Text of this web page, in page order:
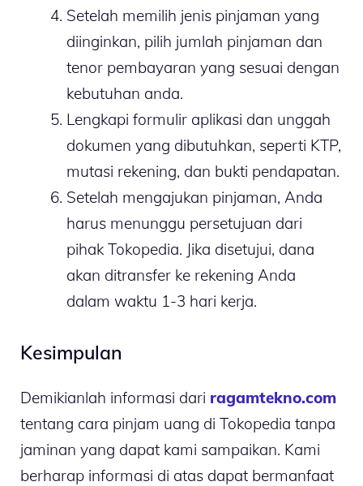
Setelah memilih jenis pinjaman yang
diinginkan, pilih jumlah pinjaman dan
tenor pembayaran yang sesuai dengan
kebutuhan anda.
Lengkapi formulir aplikasi dan unggah
dokumen yang dibutuhkan, seperti KTP,
mutasi rekening, dan bukti pendapatan.
Setelah mengajukan pinjaman, Anda
harus menunggu persetujuan dari
pihak Tokopedia. Jika disetujui, dana
akan ditransfer ke rekening Anda
dalam waktu 1-3 hari kerja.
Kesimpulan
Demikianlah informasi dari ragamtekno.com
tentang cara pinjam uang di Tokopedia tanpa
jaminan yang dapat kami sampaikan. Kami
berharap informasi di atas dapat bermanfaat